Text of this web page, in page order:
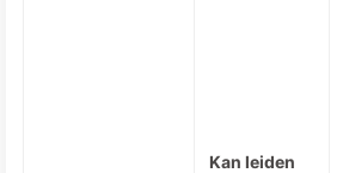
Kan leiden